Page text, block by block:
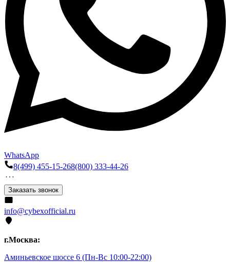
WhatsApp
8(499) 455-15-268(800) 333-44-26
Заказать звонок
info@cybexofficial.ru
г.Москва:
Аминьевское шоссе 6 (Пн-Вс 10:00-22:00)